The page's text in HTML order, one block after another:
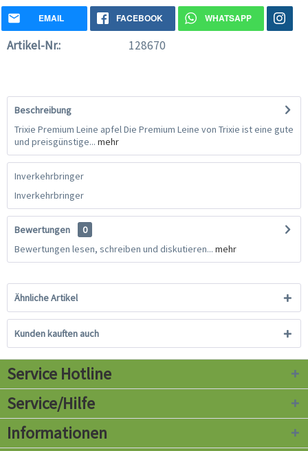
EMAIL FACEBOOK WHATSAPP
Artikel-Nr.: 128670
Beschreibung
Trixie Premium Leine apfel Die Premium Leine von Trixie ist eine gute
und preisgünstige... mehr
Inverkehrbringer
Inverkehrbringer
Bewertungen
0
Bewertungen lesen, schreiben und diskutieren... mehr
Ähnliche Artikel
Kunden kauften auch
Service Hotline
Service/Hilfe
Informationen